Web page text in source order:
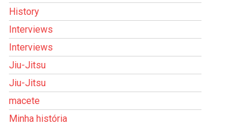
History
Interviews
Interviews
Jiu-Jitsu
Jiu-Jitsu
macete
Minha história